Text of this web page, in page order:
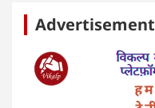
Advertisement